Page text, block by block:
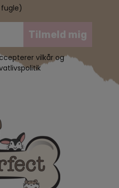
Tilmeld mig
vilkår og